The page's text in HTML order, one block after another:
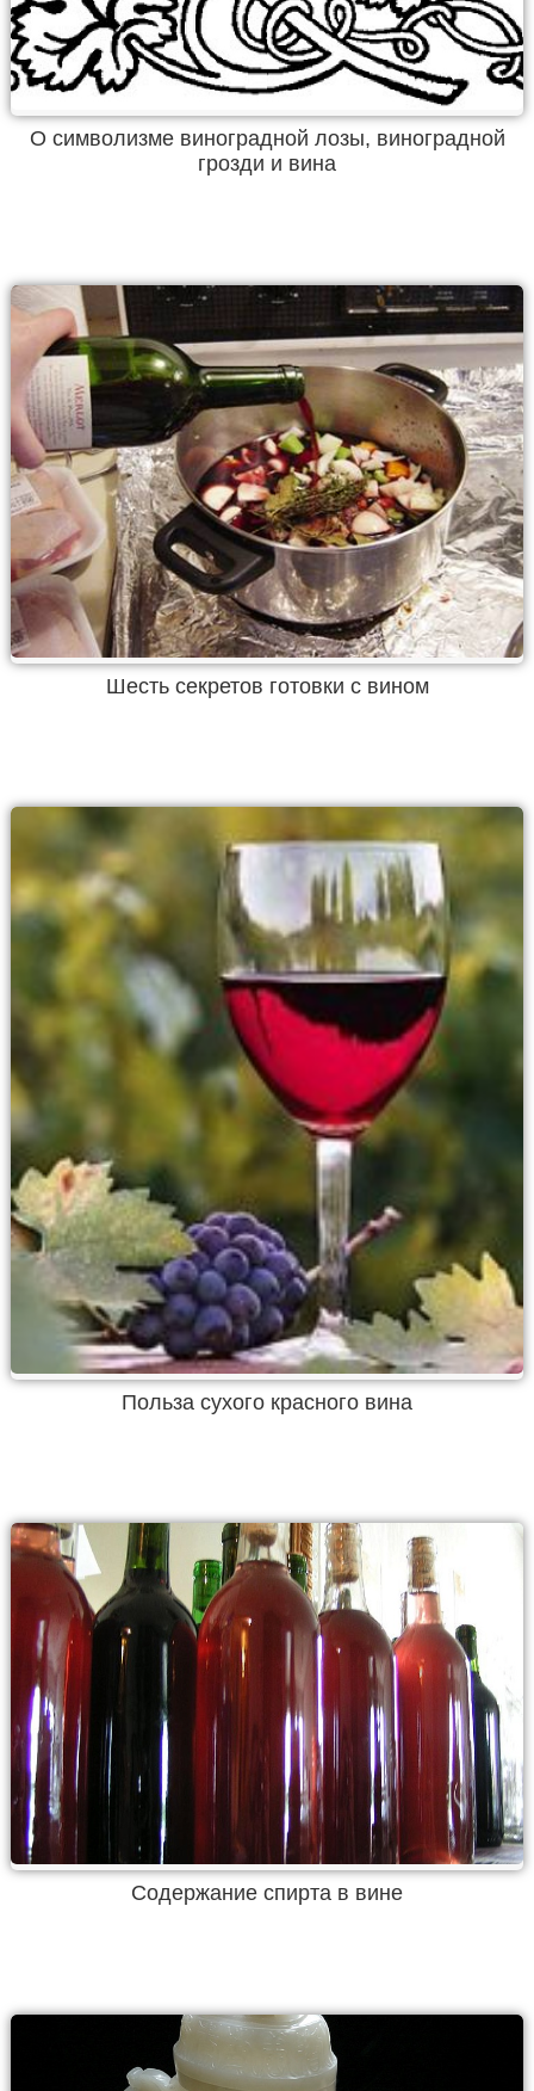
О символизме виноградной лозы, виноградной
грозди и вина
Шесть секретов готовки с вином
Польза сухого красного вина
Содержание спирта в вине